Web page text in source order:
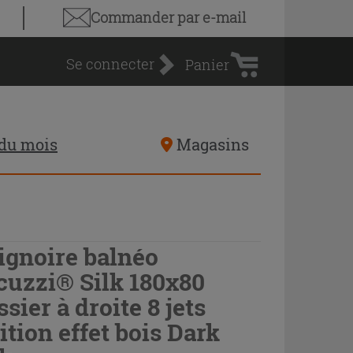
Commander par e-mail
Se connecter
d'achat
Panier
mois Magasins
balnéo
Silk 180x80
à droite 8 jets
effet bois Dark